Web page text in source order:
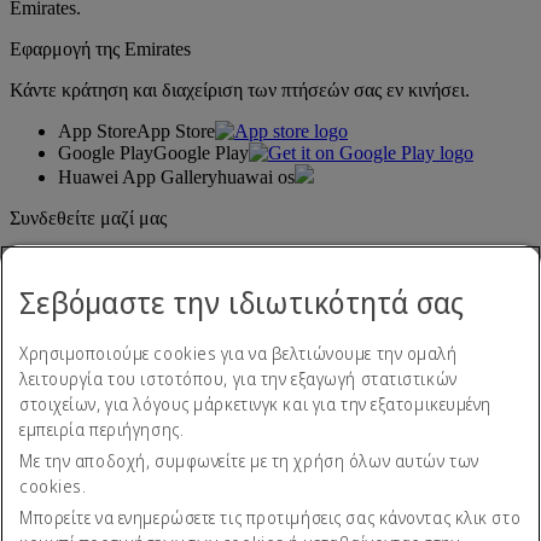
Emirates.
Εφαρμογή της Emirates
Κάντε κράτηση και διαχείριση των πτήσεών σας εν κινήσει.
App StoreApp Store
Google PlayGoogle Play
Huawei App Galleryhuawai os
Συνδεθείτε μαζί μας
Δήλωση προσβασιμότητας
Επικοινωνήστε μαζί μας
Πολιτική απορρήτου
Όροι και προϋποθέσεις
Σεβόμαστε την ιδιωτικότητά σας
Χρησιμοποιούμε cookies για να βελτιώνουμε την ομαλή
λειτουργία του ιστοτόπου, για την εξαγωγή στατιστικών
στοιχείων, για λόγους μάρκετινγκ και για την εξατομικευμένη
εμπειρία περιήγησης.
Με την αποδοχή, συμφωνείτε με τη χρήση όλων αυτών των
cookies.
Μπορείτε να ενημερώσετε τις προτιμήσεις σας κάνοντας κλικ στο